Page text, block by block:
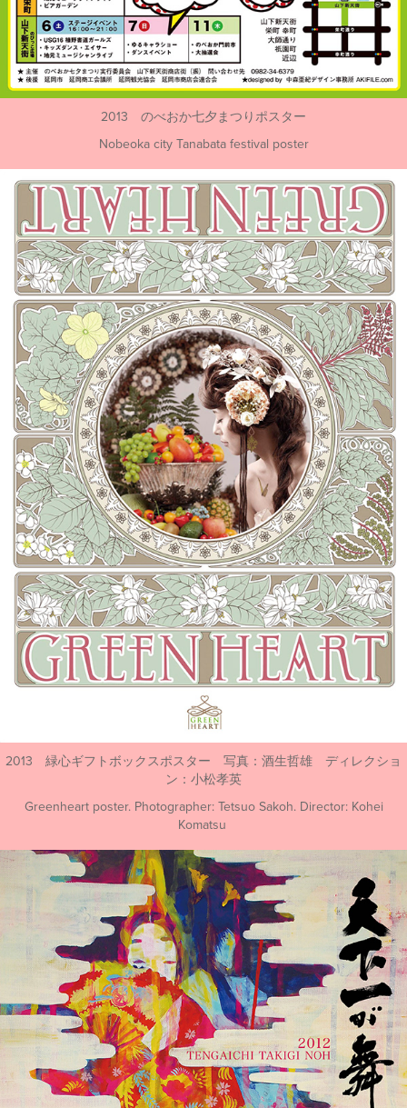
2013 のべおか七夕まつりポスター
Nobeoka city Tanabata festival poster
2013 緑心ギフトボックスポスター 写真：酒生哲雄 ディレクショ
ン：小松孝英
Greenheart poster. Photographer: Tetsuo Sakoh. Director: Kohei
Komatsu